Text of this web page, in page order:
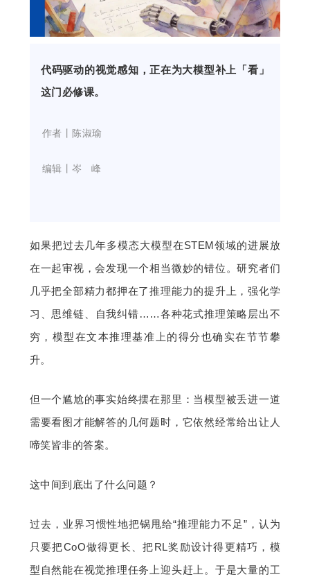
课
动
中
心
题
爱
机
代码驱动的视觉感知，正在为大模型补上「看」
这门必修课。
作者丨陈淑瑜
编辑丨岑   峰
如果把过去几年多模态大模型在STEM领域的进展放
在一起审视，会发现一个相当微妙的错位。研究者们
几乎把全部精力都押在了推理能力的提升上，强化学
习、思维链、自我纠错……各种花式推理策略层出不
穷，模型在文本推理基准上的得分也确实在节节攀
升。
但一个尴尬的事实始终摆在那里：当模型被丢进一道
需要看图才能解答的几何题时，它依然经常给出让人
啼笑皆非的答案。
这中间到底出了什么问题？
过去，业界习惯性地把锅甩给“推理能力不足”，认为
只要把CoO做得更长、把RL奖励设计得更精巧，模
型自然能在视觉推理任务上迎头赶上。于是大量的工